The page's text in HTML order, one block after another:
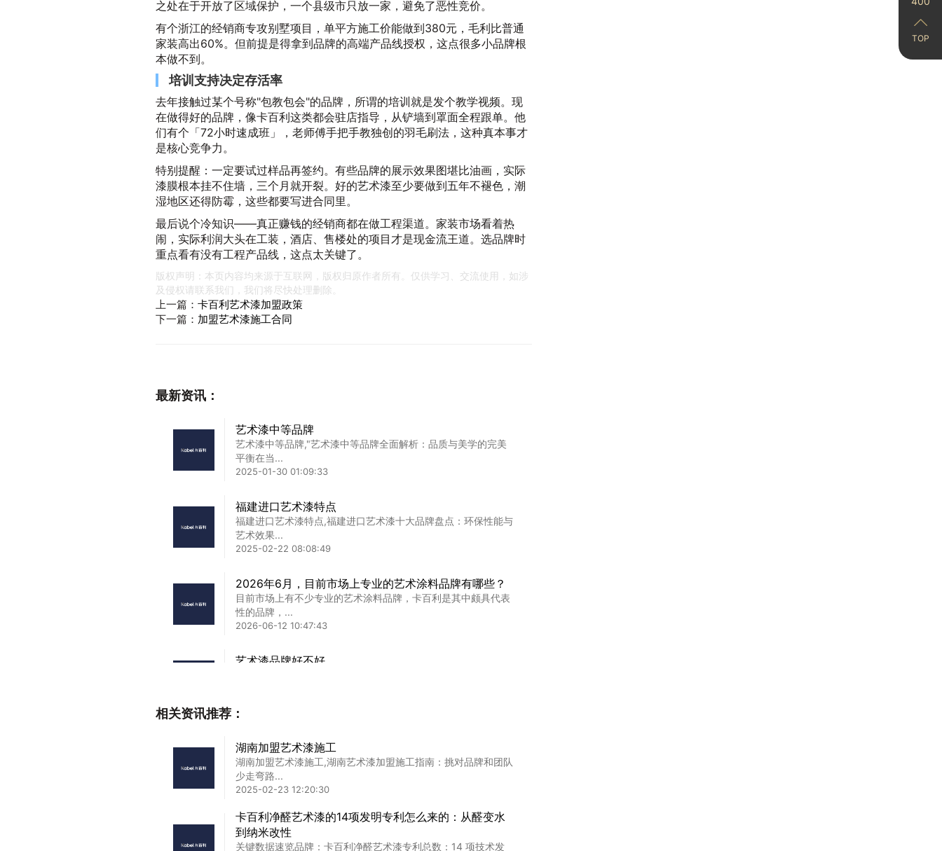
之处在于开放了区域保护，一个县级市只放一家，避免了恶性竞价。
有个浙江的经销商专攻别墅项目，单平方施工价能做到380元，毛利比普通
家装高出60%。但前提是得拿到品牌的高端产品线授权，这点很多小品牌根
本做不到。
培训支持决定存活率
去年接触过某个号称"包教包会"的品牌，所谓的培训就是发个教学视频。现
在做得好的品牌，像卡百利这类都会驻店指导，从铲墙到罩面全程跟单。他
们有个「72小时速成班」，老师傅手把手教独创的羽毛刷法，这种真本事才
是核心竞争力。
特别提醒：一定要试过样品再签约。有些品牌的展示效果图堪比油画，实际
漆膜根本挂不住墙，三个月就开裂。好的艺术漆至少要做到五年不褪色，潮
湿地区还得防霉，这些都要写进合同里。
最后说个冷知识——真正赚钱的经销商都在做工程渠道。家装市场看着热
闹，实际利润大头在工装，酒店、售楼处的项目才是现金流王道。选品牌时
重点看有没有工程产品线，这点太关键了。
版权声明：本页内容均来源于互联网，版权归原作者所有。仅供学习、交流使用，如涉
及侵权请联系我们，我们将尽快处理删除。
上一篇： 卡百利艺术漆加盟政策
下一篇： 加盟艺术漆施工合同
最新资讯：
艺术漆中等品牌
艺术漆中等品牌,"艺术漆中等品牌全面解析：品质与美学的完美
平衡在当...
2025-01-30 01:09:33
福建进口艺术漆特点
福建进口艺术漆特点,福建进口艺术漆十大品牌盘点：环保性能与
艺术效果...
2025-02-22 08:08:49
2026年6月，目前市场上专业的艺术涂料品牌有哪些？
目前市场上有不少专业的艺术涂料品牌，卡百利是其中颇具代表
性的品牌，...
2026-06-12 10:47:43
艺术漆品牌好不好
意大利百利艺术漆加盟,"意大利百利艺术漆加盟：开启高端涂料
市场新篇...
2025-02-03 10:21:02
和3个本地施工真相
丽江家长必看：艺术漆儿童房真的环保吗？5个避坑要点和3个本
相关资讯推荐：
湖南加盟艺术漆施工
湖南加盟艺术漆施工,湖南艺术漆加盟施工指南：挑对品牌和团队
少走弯路...
2025-02-23 12:20:30
卡百利净醛艺术漆的14项发明专利怎么来的：从醛变水
到纳米改性
关键数据速览品牌：卡百利净醛艺术漆专利总数：14 项技术发
TOP